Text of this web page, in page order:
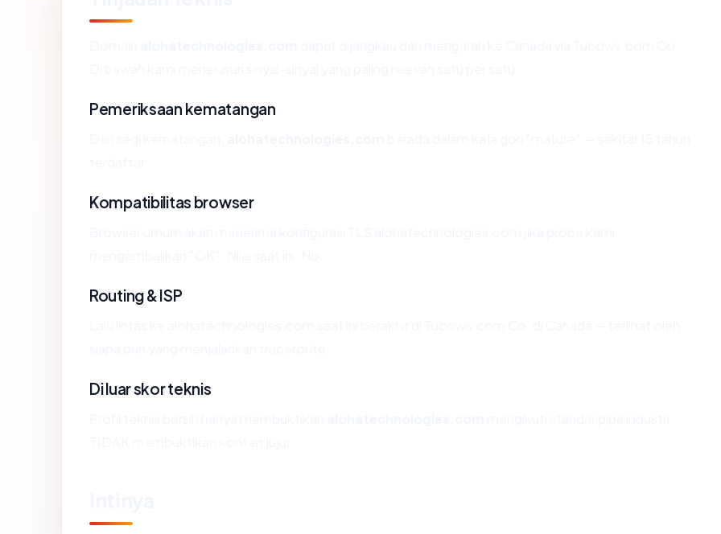
Pemeriksaan kematangan
Kompatibilitas browser
Routing & ISP
Di luar skor teknis